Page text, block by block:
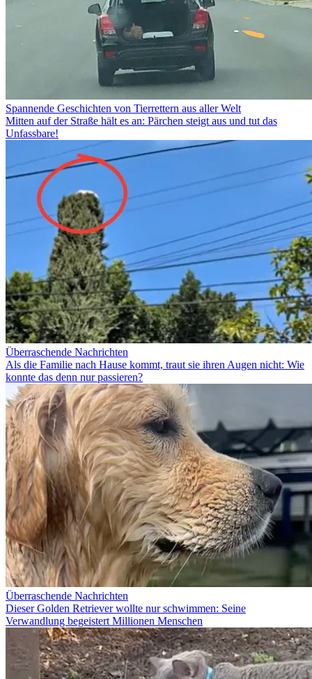
Spannende Geschichten von Tierrettern aus aller Welt
Mitten auf der Straße hält es an: Pärchen steigt aus und tut das
Unfassbare!
Überraschende Nachrichten
Als die Familie nach Hause kommt, traut sie ihren Augen nicht: Wie
konnte das denn nur passieren?
Überraschende Nachrichten
Dieser Golden Retriever wollte nur schwimmen: Seine
Verwandlung begeistert Millionen Menschen